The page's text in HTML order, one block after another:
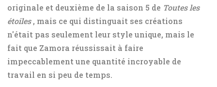
originale et deuxième de la saison 5 de Toutes les
étoiles, mais ce qui distinguait ses créations
n'était pas seulement leur style unique, mais le
fait que Zamora réussissait à faire
impeccablement une quantité incroyable de
travail en si peu de temps.